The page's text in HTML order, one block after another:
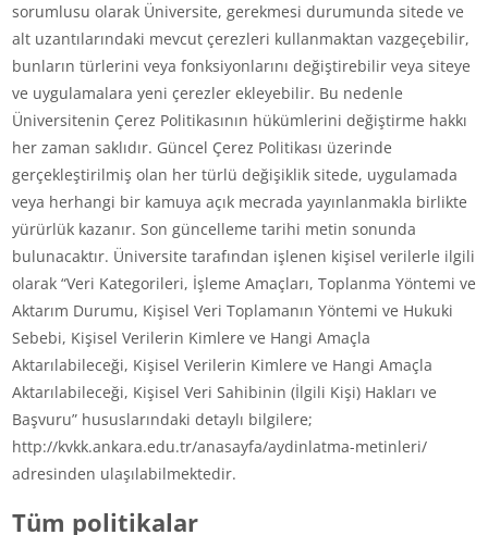
sorumlusu olarak Üniversite, gerekmesi durumunda sitede ve
alt uzantılarındaki mevcut çerezleri kullanmaktan vazgeçebilir,
bunların türlerini veya fonksiyonlarını değiştirebilir veya siteye
ve uygulamalara yeni çerezler ekleyebilir. Bu nedenle
Üniversitenin Çerez Politikasının hükümlerini değiştirme hakkı
her zaman saklıdır. Güncel Çerez Politikası üzerinde
gerçekleştirilmiş olan her türlü değişiklik sitede, uygulamada
veya herhangi bir kamuya açık mecrada yayınlanmakla birlikte
yürürlük kazanır. Son güncelleme tarihi metin sonunda
bulunacaktır. Üniversite tarafından işlenen kişisel verilerle ilgili
olarak “Veri Kategorileri, İşleme Amaçları, Toplanma Yöntemi ve
Aktarım Durumu, Kişisel Veri Toplamanın Yöntemi ve Hukuki
Sebebi, Kişisel Verilerin Kimlere ve Hangi Amaçla
Aktarılabileceği, Kişisel Verilerin Kimlere ve Hangi Amaçla
Aktarılabileceği, Kişisel Veri Sahibinin (İlgili Kişi) Hakları ve
Başvuru” hususlarındaki detaylı bilgilere;
http://kvkk.ankara.edu.tr/anasayfa/aydinlatma-metinleri/
adresinden ulaşılabilmektedir.
Tüm politikalar